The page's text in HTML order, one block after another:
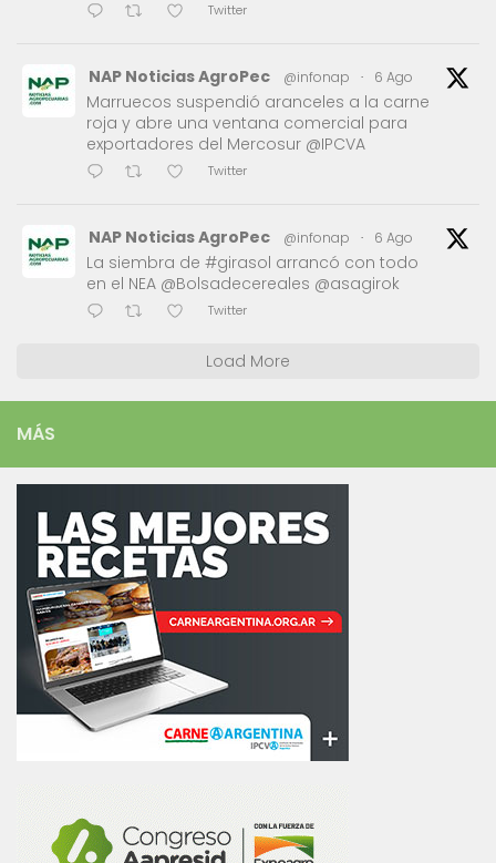
Twitter
NAP Noticias AgroPec @infonap · 6 Ago
Marruecos suspendió aranceles a la carne
roja y abre una ventana comercial para
exportadores del Mercosur @IPCVA
Twitter
NAP Noticias AgroPec @infonap · 6 Ago
La siembra de #girasol arrancó con todo
en el NEA @Bolsadecereales @asagirok
Twitter
Load More
MÁS